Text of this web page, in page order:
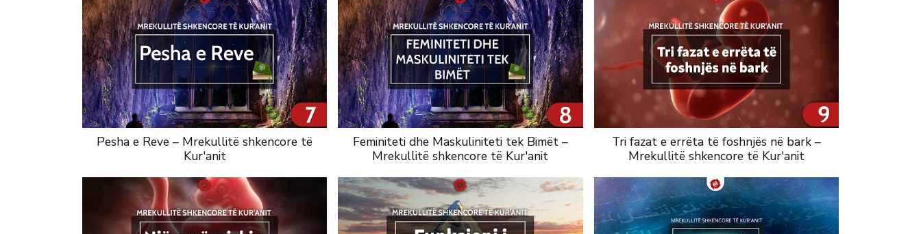
Pesha e Reve – Mrekullitë shkencore të
Kur'anit
Feminiteti dhe Maskuliniteti tek Bimët –
Mrekullitë shkencore të Kur'anit
Tri fazat e errëta të foshnjës në bark –
Mrekullitë shkencore të Kur'anit